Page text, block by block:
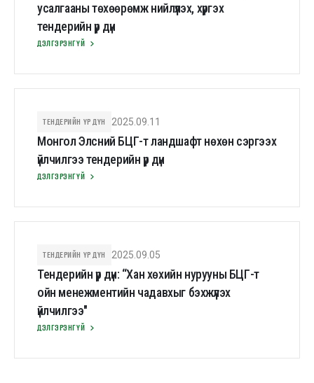
усалгааны төхөөрөмж нийлүүлэх, хүргэх
тендерийн үр дүн
ДЭЛГЭРЭНГҮЙ
ТЕНДЕРИЙН ҮР ДҮН 2025.09.11
Монгол Элсний БЦГ-т ландшафт нөхөн сэргээх
үйлчилгээ тендерийн үр дүн
ДЭЛГЭРЭНГҮЙ
ТЕНДЕРИЙН ҮР ДҮН 2025.09.05
Тендерийн үр дүн: “Хан хөхийн нурууны БЦГ-т
ойн менежментийн чадавхыг бэхжүүлэх
үйлчилгээ"
ДЭЛГЭРЭНГҮЙ